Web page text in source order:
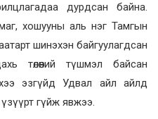
дурдсан байна.
хошууны аль нэг Тамгын
шинэхэн байгуулагдсан
төлөөний түшмэл байсан
эзгүйд Удвал айл айлд
үзүүрт гүйж явжээ.